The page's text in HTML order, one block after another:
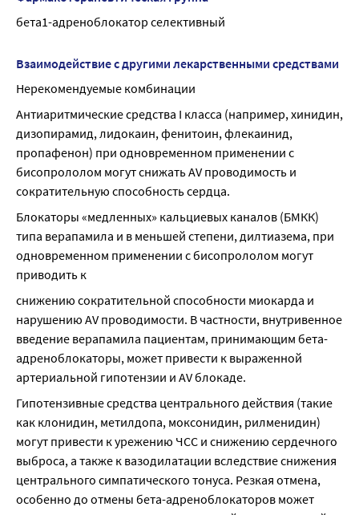
бета1-адреноблокатор селективный
Взаимодействие с другими лекарственными средствами
Нерекомендуемые комбинации
Антиаритмические средства I класса (например, хинидин,
дизопирамид, лидокаин, фенитоин, флекаинид,
пропафенон) при одновременном применении с
бисопрололом могут снижать AV проводимость и
сократительную способность сердца.
Блокаторы «медленных» кальциевых каналов (БМКК)
типа верапамила и в меньшей степени, дилтиазема, при
одновременном применении с бисопрололом могут
приводить к
снижению сократительной способности миокарда и
нарушению AV проводимости. В частности, внутривенное
введение верапамила пациентам, принимающим бета-
адреноблокаторы, может привести к выраженной
артериальной гипотензии и AV блокаде.
Гипотензивные средства центрального действия (такие
как клонидин, метилдопа, моксонидин, рилменидин)
могут привести к урежению ЧСС и снижению сердечного
выброса, а также к вазодилатации вследствие снижения
центрального симпатического тонуса. Резкая отмена,
особенно до отмены бета-адреноблокаторов может